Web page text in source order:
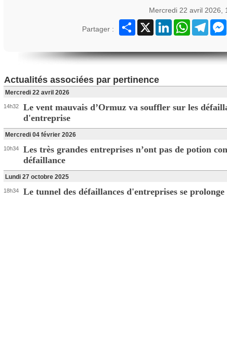
Mercredi 22 avril 2026,
Partager :
Partager
X LinkedInWhatsApp
Actualités associées par pertinence
Mercredi 22 avril 2026
14h32
Le vent mauvais d’Ormuz va souffler sur les
d'entreprise
Mercredi 04 février 2026
10h34
Les très grandes entreprises n’ont pas de potion
défaillance
Lundi 27 octobre 2025
18h34 Le tunnel des défaillances d'entreprises se prolonge